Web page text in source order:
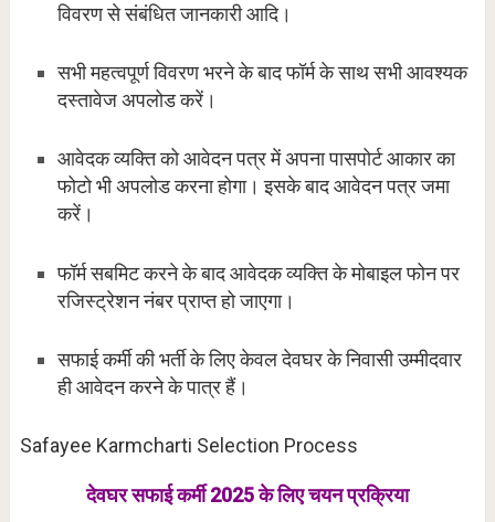
विवरण से संबंधित जानकारी आदि।
सभी महत्वपूर्ण विवरण भरने के बाद फॉर्म के साथ सभी आवश्यक
दस्तावेज अपलोड करें।
आवेदक व्यक्ति को आवेदन पत्र में अपना पासपोर्ट आकार का
फोटो भी अपलोड करना होगा। इसके बाद आवेदन पत्र जमा
करें।
फॉर्म सबमिट करने के बाद आवेदक व्यक्ति के मोबाइल फोन पर
रजिस्ट्रेशन नंबर प्राप्त हो जाएगा।
सफाई कर्मी की भर्ती के लिए केवल देवघर के निवासी उम्मीदवार
ही आवेदन करने के पात्र हैं।
Safayee Karmcharti Selection Process
देवघर सफाई कर्मी 2025 के लिए चयन प्रक्रिया